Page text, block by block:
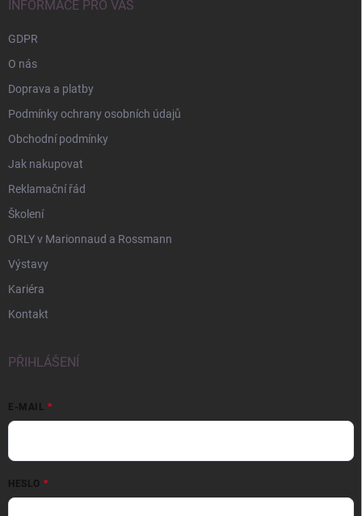
INFORMACE PRO VÁS
GDPR
O nás
Doprava a platby
Podmínky ochrany osobních údajů
Obchodní podmínky
Jak nakupovat
Reklamační řád
Školení
ORLY v Marionnaud a Rossmann
Výstavy
Kariéra
Kontakt
PŘIHLÁŠENÍ
E-MAIL
HESLO